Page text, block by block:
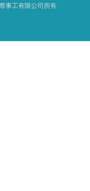
事工有限公司所有.